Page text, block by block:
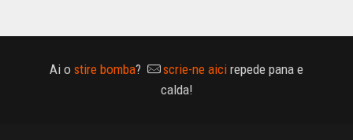
Ai o stire bomba? scrie-ne aici repede pana e
calda!